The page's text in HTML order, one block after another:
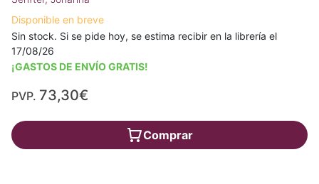
Disponible en breve
Sin stock. Si se pide hoy, se estima recibir en la librería el
17/08/26
¡GASTOS DE ENVÍO GRATIS!
PVP. 73,30€
Comprar